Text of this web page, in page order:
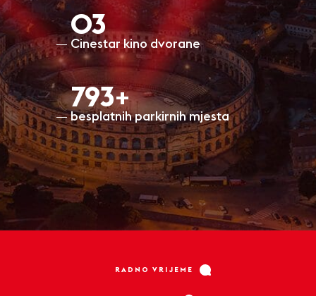
O3
Cinestar kino dvorane
797+
besplatnih parkirnih mjesta
RADNO VRIJEME